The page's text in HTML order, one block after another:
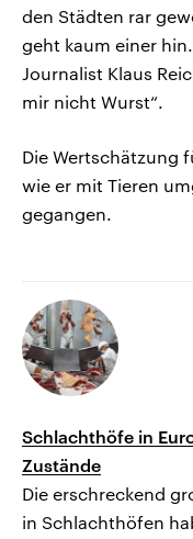
den Städten rar
geht kaum einer
Journalist Klaus
mir nicht Wurst“.
Die Wertschätzung
wie er mit Tieren
gegangen.
Schlachthöfe in
Zustände
Die erschreckend
in Schlachthöfen